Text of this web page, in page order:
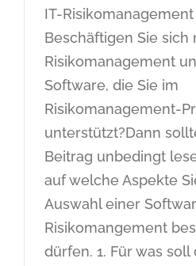
IT-
Beschäftigen Sie sich
Risikomanagement
Software, die Sie im
Risikomanagement-
unterstützt?Dann
Beitrag unbedingt
auf welche Aspekte
Auswahl einer
Risikomangement
dürfen. 1. Für was